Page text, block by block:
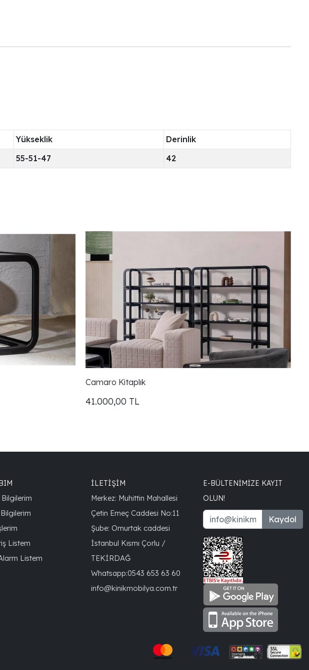
Yükseklik
Derinlik
55-51-47 42
Camaro Kitaplık
41.000,00 TL
Listem
Listem
İLETİŞİM
Merkez: Muhittin Mahallesi
Çetin Emeç Caddesi No:11
Şube: Omurtak caddesi
İstanbul Kısmı Çorlu /
TEKİRDAĞ
Whatsapp:0543 653 63 60
info@kinikmobilya.com.tr
E-BÜLTENIMIZE KAYIT
OLUN!
Kaydol